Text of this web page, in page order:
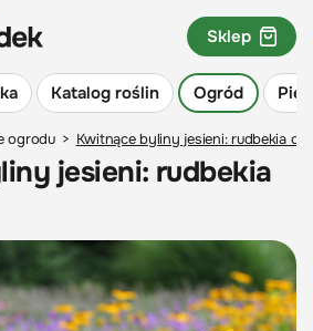
Katalog roślin Ogród
Sklep
ogrodu > Kwitnące byliny jesieni: rudbekia
jesieni: rudbekia